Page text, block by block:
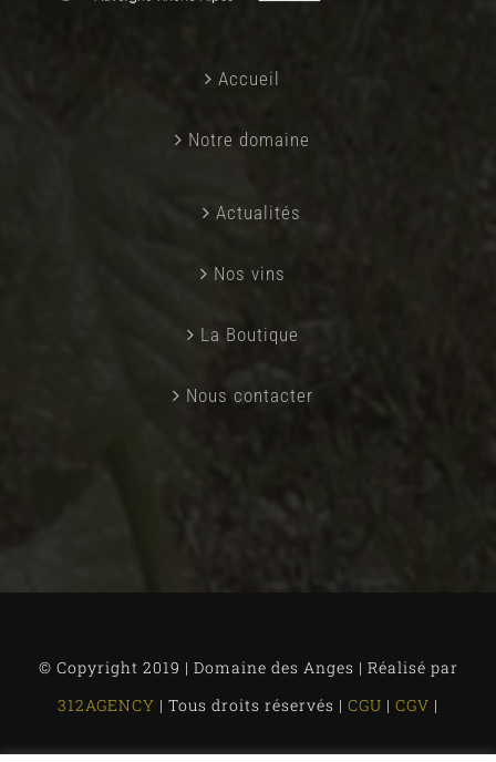
Accueil
Notre domaine
Actualités
Nos vins
La Boutique
Nous contacter
© Copyright 2019 | Domaine des Anges | Réalisé par
312AGENCY | Tous droits réservés | CGU | CGV |